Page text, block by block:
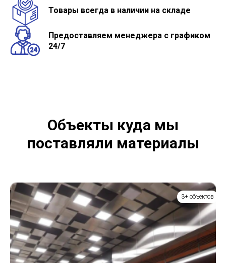
Товары всегда в наличии на складе
Предоставляем менеджера с графиком
24/7
Объекты куда мы
поставляли материалы
3+ объектов